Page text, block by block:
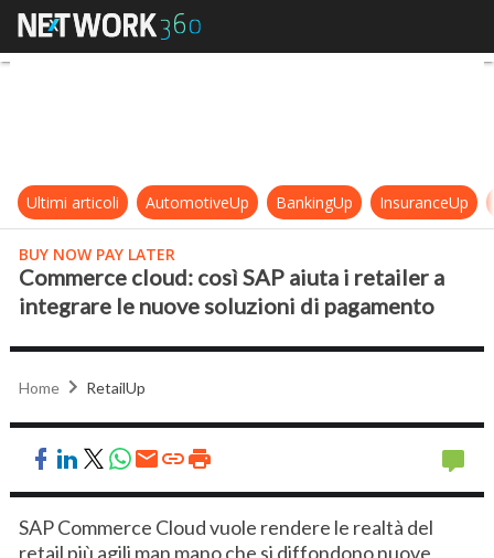
Commerce cloud: così SAP aiuta
Ultimi articoli AutomotiveUp BankingUp InsuranceUp
BUY NOW PAY LATER
Commerce cloud: così SAP aiuta i retailer a
integrare le nuove soluzioni di pagamento
Home RetailUp
SAP Commerce Cloud vuole rendere le realtà del
retail più agili man mano che si diffondono nuove